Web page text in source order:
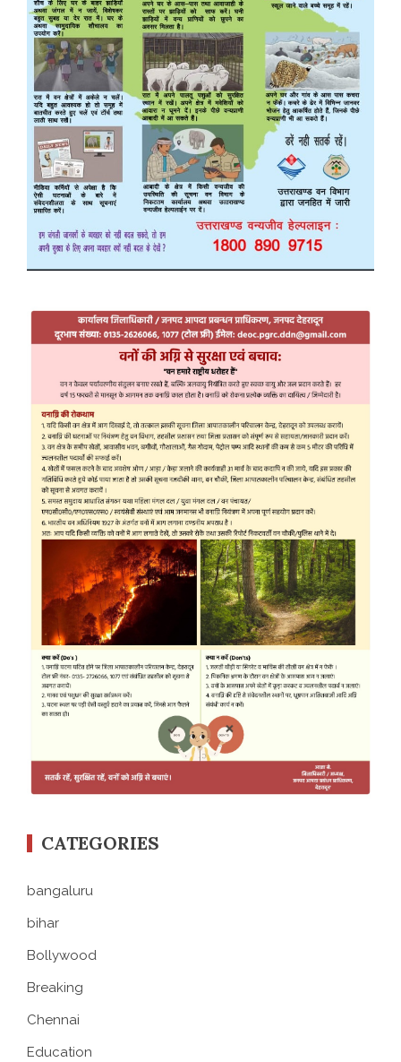
CATEGORIES
bangaluru
bihar
Bollywood
Breaking
Chennai
Education